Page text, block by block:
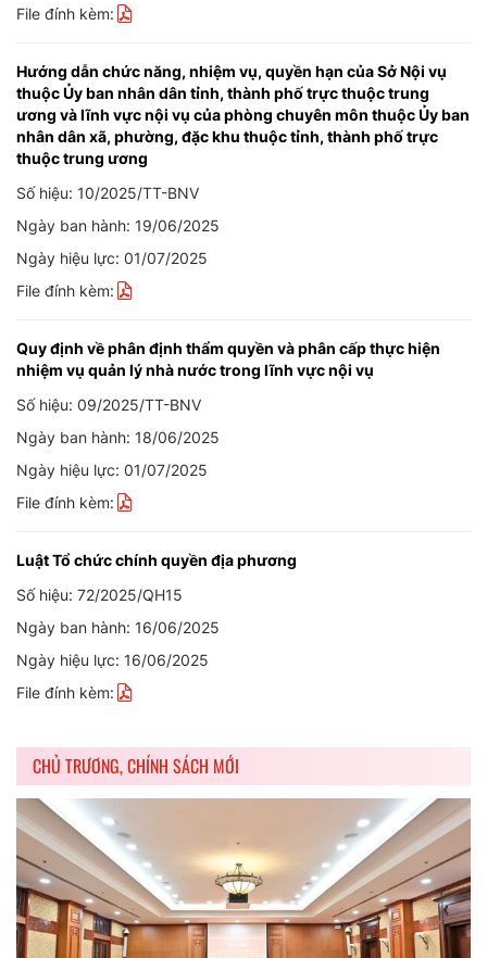
File đính kèm:
Hướng dẫn chức năng, nhiệm vụ, quyền hạn của Sở Nội vụ
thuộc Ủy ban nhân dân tỉnh, thành phố trực thuộc trung
ương và lĩnh vực nội vụ của phòng chuyên môn thuộc Ủy ban
nhân dân xã, phường, đặc khu thuộc tỉnh, thành phố trực
thuộc trung ương
Số hiệu: 10/2025/TT-BNV
Ngày ban hành: 19/06/2025
Ngày hiệu lực: 01/07/2025
File đính kèm:
Quy định về phân định thẩm quyền và phân cấp thực hiện
nhiệm vụ quản lý nhà nước trong lĩnh vực nội vụ
Số hiệu: 09/2025/TT-BNV
Ngày ban hành: 18/06/2025
Ngày hiệu lực: 01/07/2025
File đính kèm:
Luật Tổ chức chính quyền địa phương
Số hiệu: 72/2025/QH15
Ngày ban hành: 16/06/2025
Ngày hiệu lực: 16/06/2025
File đính kèm:
CHỦ TRƯƠNG, CHÍNH SÁCH MỚI